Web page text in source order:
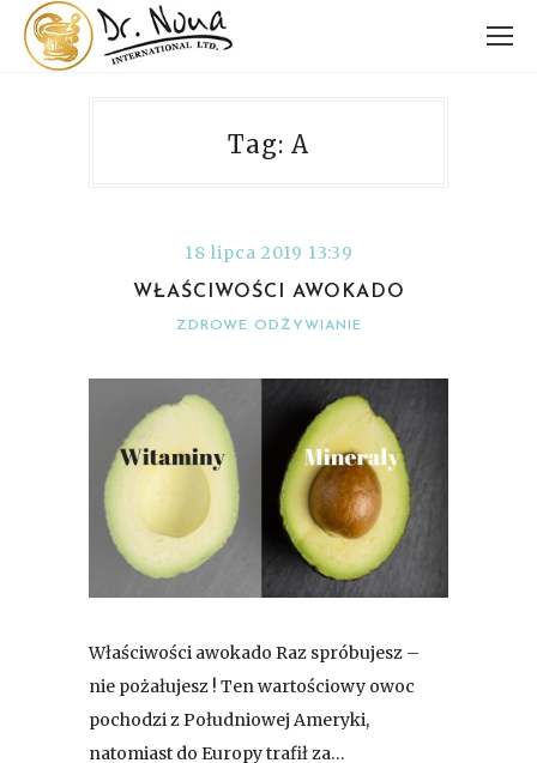
Tag: A
18 lipca 2019 13:39
WŁAŚCIWOŚCI AWOKADO
ZDROWE ODŻYWIANIE
Właściwości awokado Raz spróbujesz –
nie pożałujesz ! Ten wartościowy owoc
pochodzi z Południowej Ameryki,
natomiast do Europy trafił za…